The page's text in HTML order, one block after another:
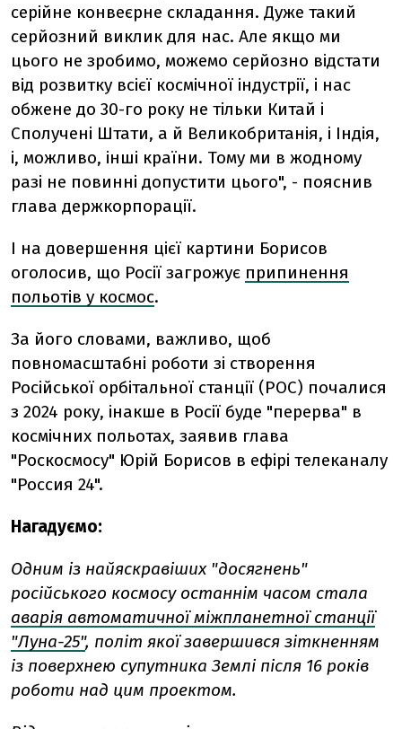
серійне конвеєрне складання. Дуже такий
серйозний виклик для нас. Але якщо ми
цього не зробимо, можемо серйозно відстати
від розвитку всієї космічної індустрії, і нас
обжене до 30-го року не тільки Китай і
Сполучені Штати, а й Великобританія, і Індія,
і, можливо, інші країни. Тому ми в жодному
разі не повинні допустити цього", - пояснив
глава держкорпорації.
І на довершення цієї картини Борисов
оголосив, що Росії загрожує припинення
польотів у космос.
За його словами, важливо, щоб
повномасштабні роботи зі створення
Російської орбітальної станції (РОС) почалися
з 2024 року, інакше в Росії буде "перерва" в
космічних польотах, заявив глава
"Роскосмосу" Юрій Борисов в ефірі телеканалу
"Россия 24".
Нагадуємо:
Одним із найяскравіших "досягнень"
російського космосу останнім часом стала
аварія автоматичної міжпланетної станції
"Луна-25", політ якої завершився зіткненням
із поверхнею супутника Землі після 16 років
роботи над цим проектом.